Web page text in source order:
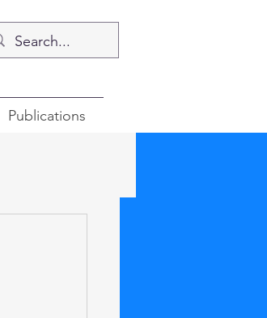
Publications